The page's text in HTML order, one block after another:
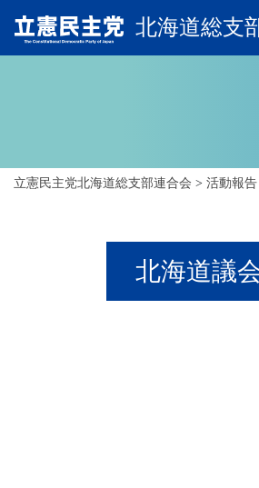
北海道総支
立憲民主党北海道総支部連合会 > 活動報告
北海道議